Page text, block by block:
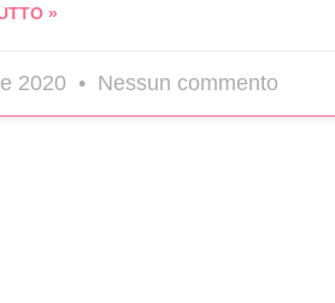
»
2020 Nessun commento